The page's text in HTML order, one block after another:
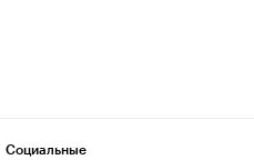
Социальные